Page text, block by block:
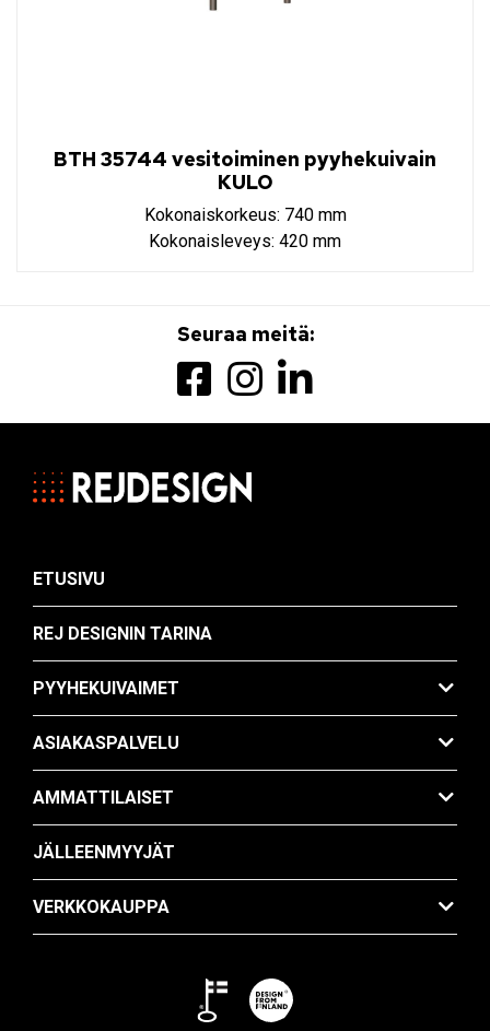
BTH 35744 vesitoiminen pyyhekuivain
KULO
Kokonaiskorkeus: 740 mm
Kokonaisleveys: 420 mm
Seuraa meitä:
ETUSIVU
REJ DESIGNIN TARINA
PYYHEKUIVAIMET
ASIAKASPALVELU
AMMATTILAISET
JÄLLEENMYYJÄT
VERKKOKAUPPA